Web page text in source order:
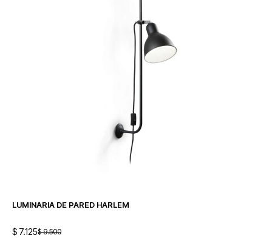
LUMINARIA DE PARED HARLEM
$ 7.125$ 9.500